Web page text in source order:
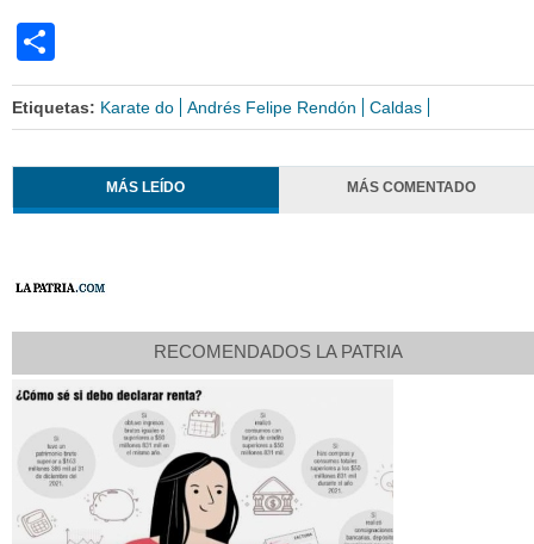
Etiquetas: Karate do Andrés Felipe Rendón Caldas
MÁS LEÍDO MÁS COMENTADO
RECOMENDADOS LA PATRIA